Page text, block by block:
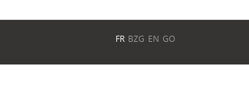
FR BZG EN GO